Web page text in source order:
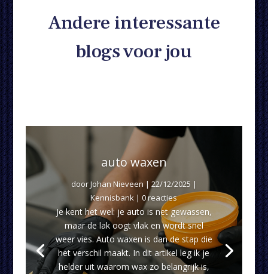
Andere interessante
blogs voor jou
auto waxen
doorJohan Nieveen | 22/12/2025 |
Kennisbank | 0 reacties
Je kent het wel: je auto is net gewassen,
maar de lak oogt vlak en wordt snel
weer vies. Auto waxen is dan de stap die
het verschil maakt. In dit artikel leg ik je
helder uit waarom wax zo belangrijk is,